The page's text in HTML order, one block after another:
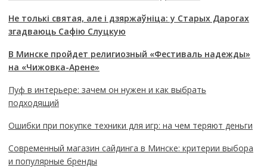
Не толькі святая, але і дзяржаўніца: у Старых Дарогах
згадваюць Сафію Слуцкую
В Минске пройдет религиозный «Фестиваль надежды»
на «Чижовка-Арене»
Пуф в интерьере: зачем он нужен и как выбрать
подходящий
Ошибки при покупке техники для игр: на чем теряют деньги
Современный магазин сайдинга в Минске: критерии выбора
и популярные бренды